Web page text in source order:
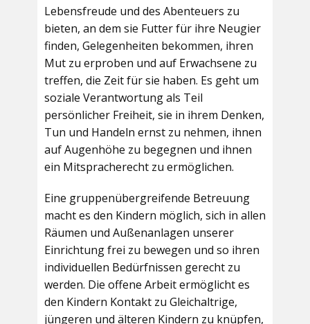
Lebensfreude und des Abenteuers zu
bieten, an dem sie Futter für ihre Neugier
finden, Gelegenheiten bekommen, ihren
Mut zu erproben und auf Erwachsene zu
treffen, die Zeit für sie haben. Es geht um
soziale Verantwortung als Teil
persönlicher Freiheit, sie in ihrem Denken,
Tun und Handeln ernst zu nehmen, ihnen
auf Augenhöhe zu begegnen und ihnen
ein Mitspracherecht zu ermöglichen.
Eine gruppenübergreifende Betreuung
macht es den Kindern möglich, sich in allen
Räumen und Außenanlagen unserer
Einrichtung frei zu bewegen und so ihren
individuellen Bedürfnissen gerecht zu
werden. Die offene Arbeit ermöglicht es
den Kindern Kontakt zu Gleichaltrige,
jüngeren und älteren Kindern zu knüpfen,